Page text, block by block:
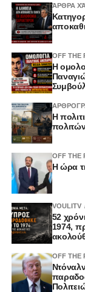
ΆΡΘΡΑ
OFF THE
Η
Η
OFF THE
Η ώρα
VOULITV
52
1974,
OFF THE